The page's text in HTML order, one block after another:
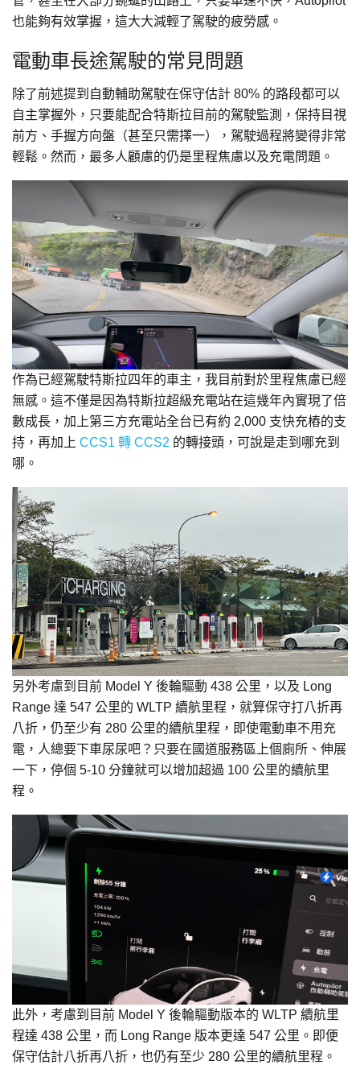
也能夠有效掌握，這大大減輕了駕駛的疲勞感。
電動車長途駕駛的常見問題
除了前述提到自動輔助駕駛在保守估計 80% 的路段都可以
自主掌握外，只要能配合特斯拉目前的駕駛監測，保持目視
前方、手握方向盤（甚至只需擇一），駕駛過程將變得非常
輕鬆。然而，最多人顧慮的仍是里程焦慮以及充電問題。
作為已經駕駛特斯拉四年的車主，我目前對於里程焦慮已經
無感。這不僅是因為特斯拉超級充電站在這幾年內實現了倍
數成長，加上第三方充電站全台已有約 2,000 支快充樁的支
持，再加上 CCS1 轉 CCS2 的轉接頭，可說是走到哪充到
哪。
另外考慮到目前 Model Y 後輪驅動 438 公里，以及 Long
Range 達 547 公里的 WLTP 續航里程，就算保守打八折再
八折，仍至少有 280 公里的續航里程，即使電動車不用充
電，人總要下車尿尿吧？只要在國道服務區上個廁所、伸展
一下，停個 5-10 分鐘就可以增加超過 100 公里的續航里
程。
此外，考慮到目前 Model Y 後輪驅動版本的 WLTP 續航里
程達 438 公里，而 Long Range 版本更達 547 公里。即便
保守估計八折再八折，也仍有至少 280 公里的續航里程。